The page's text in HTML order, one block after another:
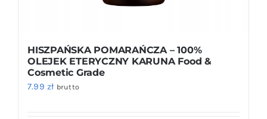
HISZPAŃSKA POMARAŃCZA – 100%
OLEJEK ETERYCZNY KARUNA Food &
Cosmetic Grade
7.99zł brutto